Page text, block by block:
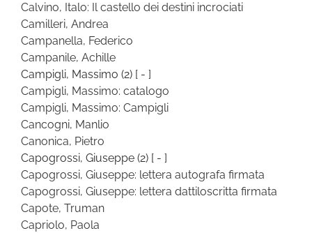
Calvino, Italo: Il castello dei destini incrociati
Camilleri, Andrea
Campanella, Federico
Campanile, Achille
Campigli, Massimo (2) [ - ]
Campigli, Massimo: catalogo
Campigli, Massimo: Campigli
Cancogni, Manlio
Canonica, Pietro
Capogrossi, Giuseppe (2) [ - ]
Capogrossi, Giuseppe: lettera autografa firmata
Capogrossi, Giuseppe: lettera dattiloscritta firmata
Capote, Truman
Capriolo, Paola